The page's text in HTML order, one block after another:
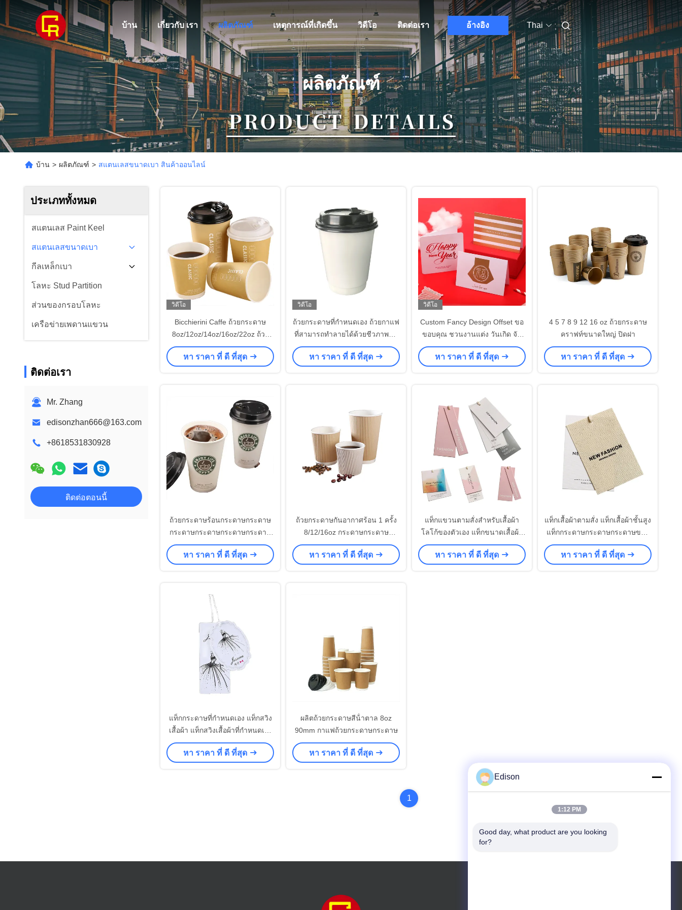
บ้าน เกี่ยวกับ เรา ผลิตภัณฑ์ เหตุการณ์ที่เกิดขึ้น วิดีโอ ติดต่อเรา อ้างอิง Thai
ผลิตภัณฑ์
บ้าน > ผลิตภัณฑ์ > สแตนเลสขนาดเบา สินค้าออนไลน์
ประเภททั้งหมด
สแตนเลส Paint Keel
สแตนเลสขนาดเบา
กีลเหล็กเบา
โลหะ Stud Partition
ส่วนของกรอบโลหะ
เครือข่ายเพดานแขวน
ติดต่อเรา
Mr. Zhang
edisonzhan666@163.com
+8618531830928
ติดต่อตอนนี้
วิดีโอ
Bicchierini Caffe ถ้วยกระดาษ
8oz/12oz/14oz/16oz/22oz ถ้วย
กระดาษคาร์ฟท์สองผนังสําหรับ
เครื่องดื่มร้อน
หา ราคา ที่ ดี ที่สุด
วิดีโอ
ถ้วยกระดาษที่กําหนดเอง ถ้วยกาแฟ
ที่สามารถทําลายได้ด้วยชีวภาพที่มี
โลโก้
หา ราคา ที่ ดี ที่สุด
วิดีโอ
Custom Fancy Design Offset ขอ
ขอบคุณ ชวนงานแต่ง วันเกิด จัด
พิมพ์บัตรธุรกิจ
หา ราคา ที่ ดี ที่สุด
4 5 7 8 9 12 16 oz ถ้วยกระดาษ
คราฟท์ขนาดใหญ่ ปิดฝา
หา ราคา ที่ ดี ที่สุด
ถ้วยกระดาษร้อนกระดาษกระดาษ
กระดาษกระดาษกระดาษกระดาษ
กระดาษกระดาษกระดาษกระดาษ
กระดาษกระดาษกระดาษ
หา ราคา ที่ ดี ที่สุด
ถ้วยกระดาษกันอากาศร้อน 1 ครั้ง
8/12/16oz กระดาษกระดาษ
กระดาษกระปุกกระบวนกระบวน
กระบวนกระบวน
หา ราคา ที่ ดี ที่สุด
แท็กแขวนตามสั่งสําหรับเสื้อผ้า
โลโก้ของตัวเอง แท็กขนาดเสื้อผ้า
แท็กราคาเสื้อ xvideo
หา ราคา ที่ ดี ที่สุด
แท็กเสื้อผ้าตามสั่ง แท็กเสื้อผ้าชั้นสูง
แท็กกระดาษกระดาษกระดาษขาว
แท็กแขวนเปล่า
หา ราคา ที่ ดี ที่สุด
แท็กกระดาษที่กําหนดเอง แท็กสวิง
เสื้อผ้า แท็กสวิงเสื้อผ้าที่กําหนดเอง
แท็กราคาดิจิตอล
หา ราคา ที่ ดี ที่สุด
ผลิตถ้วยกระดาษสีน้ําตาล 8oz
90mm กาแฟถ้วยกระดาษกระดาษ
หา ราคา ที่ ดี ที่สุด
1
Edison
1:12 PM
Good day, what product are you looking
for?